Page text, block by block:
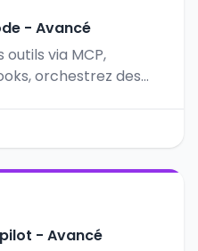
- Avancé
via MCP,
orchestrez des
- Avancé